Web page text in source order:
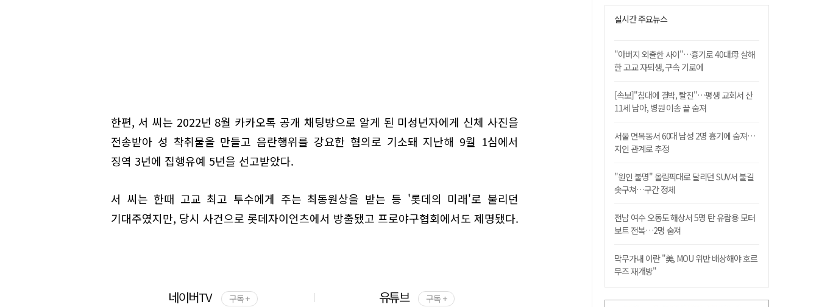
한편, 서 씨는 2022년 8월 카카오톡 공개 채팅방으로 알게 된 미성년자에게 신체 사진을
전송받아 성 착취물을 만들고 음란행위를 강요한 혐의로 기소돼 지난해 9월 1심에서
징역 3년에 집행유예 5년을 선고받았다.
서 씨는 한때 고교 최고 투수에게 주는 최동원상을 받는 등 '롯데의 미래'로 불리던
기대주였지만, 당시 사건으로 롯데자이언츠에서 방출됐고 프로야구협회에서도 제명됐다.
네이버TV 구독 + 유튜브 구독 +
실시간 주요뉴스
"아버지 외출한 사이"…흉기로 40대母 살해
한 고교 자퇴생, 구속 기로에
[속보]"침대에 결박, 탈진"…평생 교회서 산
11세 남아, 병원 이송 끝 숨져
서울 면목동서 60대 남성 2명 흉기에 숨져…
지인 관계로 추정
"원인 불명" 올림픽대로 달리던 SUV서 불길
솟구쳐…구간 정체
전남 여수 오동도 해상서 5명 탄 유람용 모터
보트 전복…2명 숨져
막무가내 이란 "美, MOU 위반 배상해야 호르
무즈 재개방"